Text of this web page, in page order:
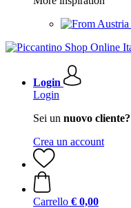
Login
Login
Sei un nuovo cliente?
Crea un account
Carrello € 0,00